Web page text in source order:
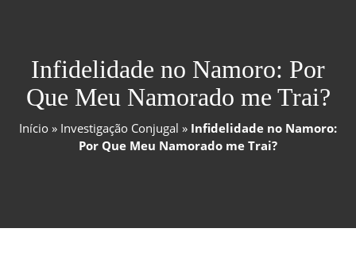
Infidelidade no Namoro: Por
Que Meu Namorado me Trai?
Início » Investigação Conjugal » Infidelidade no Namoro:
Por Que Meu Namorado me Trai?